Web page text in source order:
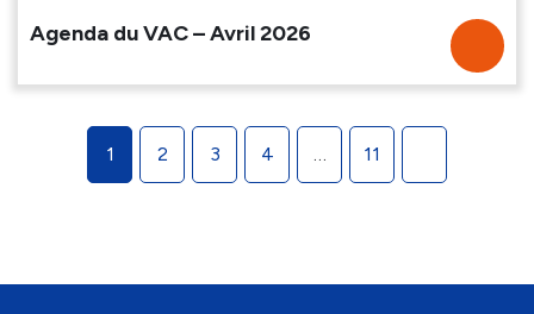
Agenda du VAC – Avril 2026
Pagination
des
1 2 3 4 … 11